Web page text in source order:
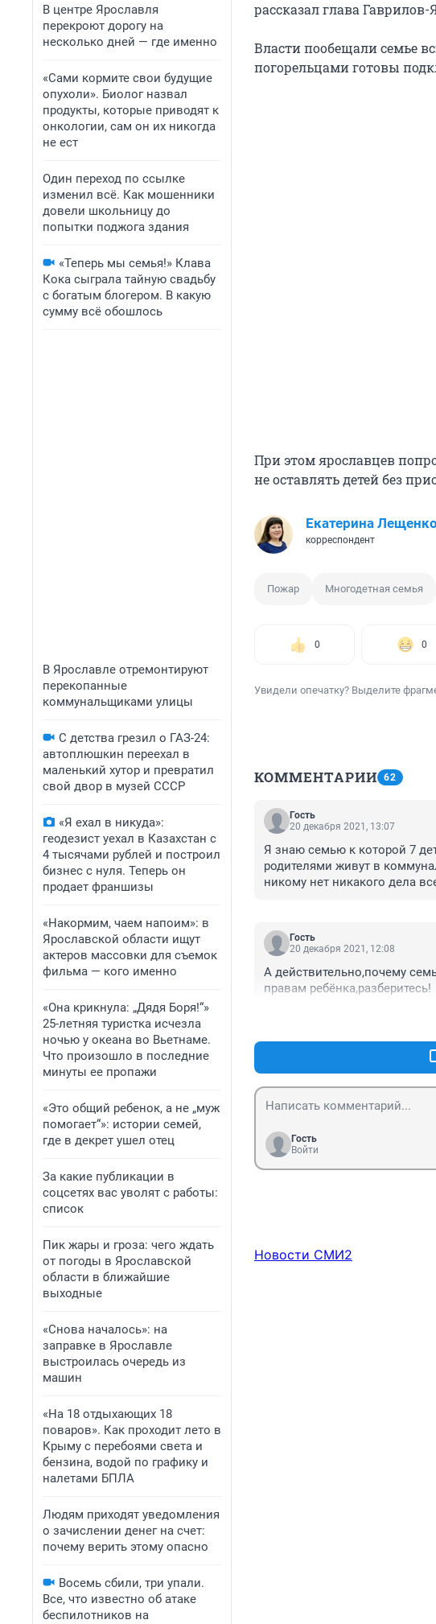
В центре Ярославля
перекроют дорогу на
несколько дней — где именно
«Сами кормите свои будущие
опухоли». Биолог назвал
продукты, которые приводят к
онкологии, сам он их никогда
не ест
Один переход по ссылке
изменил всё. Как мошенники
довели школьницу до
попытки поджога здания
«Теперь мы семья!» Клава
Кока сыграла тайную свадьбу
с богатым блогером. В какую
сумму всё обошлось
В Ярославле отремонтируют
перекопанные
коммунальщиками улицы
С детства грезил о ГАЗ-24:
автоплюшкин переехал в
маленький хутор и превратил
свой двор в музей СССР
«Я ехал в никуда»:
геодезист уехал в Казахстан с
4 тысячами рублей и построил
бизнес с нуля. Теперь он
продает франшизы
«Накормим, чаем напоим»: в
Ярославской области ищут
актеров массовки для съемок
фильма — кого именно
«Она крикнула: „Дядя Боря!“»
25-летняя туристка исчезла
ночью у океана во Вьетнаме.
Что произошло в последние
минуты ее пропажи
«Это общий ребенок, а не „муж
помогает“»: истории семей,
где в декрет ушел отец
За какие публикации в
соцсетях вас уволят с работы:
список
Пик жары и гроза: чего ждать
от погоды в Ярославской
области в ближайшие
выходные
«Снова началось»: на
заправке в Ярославле
выстроилась очередь из
машин
«На 18 отдыхающих 18
поваров». Как проходит лето в
Крыму с перебоями света и
бензина, водой по графику и
налетами БПЛА
Людям приходят уведомления
о зачислении денег на счет:
почему верить этому опасно
Восемь сбили, три упали.
Все, что известно об атаке
беспилотников на
рассказал глава
Власти пообещали семье
погорельцами готовы
При этом ярославцев
не оставлять детей без
Екатерина
корреспондент
Пожар Многодетная семья
0 0
Увидели опечатку? Выделите
КОММЕНТАРИИ 62
Гость
20 декабря 2021, 13:07
Я знаю семью к которой 7
родителями живут в
никому нет никакого дела
Гость
20 декабря 2021, 12:08
А действительно,почему
правам ребёнка,разберитесь!
Гость
Войти
Новости СМИ2